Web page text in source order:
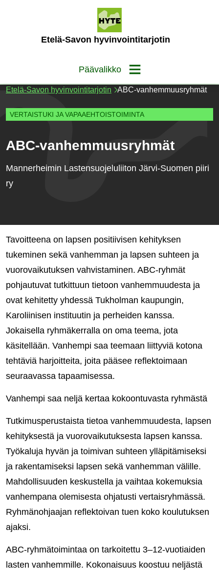
Etelä-Savon hyvinvointitarjotin
Päävalikko
Etelä-Savon hyvinvointitarjotin ABC-vanhemmuusryhmät
VERTAISTUKI JA VAPAAEHTOISTOIMINTA
ABC-vanhemmuusryhmät
Mannerheimin Lastensuojeluliiton Järvi-Suomen piiri
ry
Tavoitteena on lapsen positiivisen kehityksen
tukeminen sekä vanhemman ja lapsen suhteen ja
vuorovaikutuksen vahvistaminen. ABC-ryhmät
pohjautuvat tutkittuun tietoon vanhemmuudesta ja
ovat kehitetty yhdessä Tukholman kaupungin,
Karoliinisen instituutin ja perheiden kanssa.
Jokaisella ryhmäkerralla on oma teema, jota
käsitellään. Vanhempi saa teemaan liittyviä kotona
tehtäviä harjoitteita, joita pääsee reflektoimaan
seuraavassa tapaamisessa.
Vanhempi saa neljä kertaa kokoontuvasta ryhmästä
Tutkimusperustaista tietoa vanhemmuudesta, lapsen
kehityksestä ja vuorovaikutuksesta lapsen kanssa.
Työkaluja hyvän ja toimivan suhteen ylläpitämiseksi
ja rakentamiseksi lapsen sekä vanhemman välille.
Mahdollisuuden keskustella ja vaihtaa kokemuksia
vanhempana olemisesta ohjatusti vertaisryhmässä.
Ryhmänohjaajan reflektoivan tuen koko koulutuksen
ajaksi.
ABC-ryhmätoimintaa on tarkoitettu 3–12-vuotiaiden
lasten vanhemmille. Kokonaisuus koostuu neljästä